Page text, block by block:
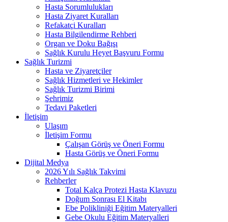
Hasta Sorumlulukları
Hasta Ziyaret Kuralları
Refakatçi Kuralları
Hasta Bilgilendirme Rehberi
Organ ve Doku Bağışı
Sağlık Kurulu Heyet Başvuru Formu
Sağlık Turizmi
Hasta ve Ziyaretçiler
Sağlık Hizmetleri ve Hekimler
Sağlık Turizmi Birimi
Şehrimiz
Tedavi Paketleri
İletişim
Ulaşım
İletişim Formu
Çalışan Görüş ve Öneri Formu
Hasta Görüş ve Öneri Formu
Dijital Medya
2026 Yılı Sağlık Takvimi
Rehberler
Total Kalça Protezi Hasta Klavuzu
Doğum Sonrası El Kitabı
Ebe Polikliniği Eğitim Materyalleri
Gebe Okulu Eğitim Materyalleri